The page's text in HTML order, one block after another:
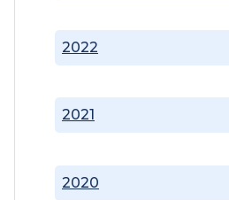
2020
2021
2022